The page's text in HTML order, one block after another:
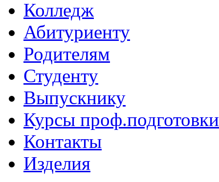
Колледж
Абитуриенту
Родителям
Студенту
Выпускнику
Курсы проф.подготовки
Контакты
Изделия